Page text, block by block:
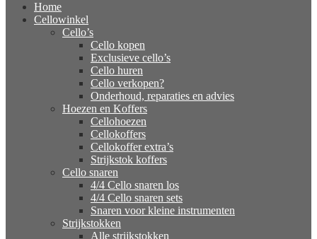
Home
Cellowinkel
Cello’s
Cello kopen
Exclusieve cello’s
Cello huren
Cello verkopen?
Onderhoud, reparaties en advies
Hoezen en Koffers
Cellohoezen
Cellokoffers
Cellokoffer extra’s
Strijkstok koffers
Cello snaren
4/4 Cello snaren los
4/4 Cello snaren sets
Snaren voor kleine instrumenten
Strijkstokken
Alle strijkstokken